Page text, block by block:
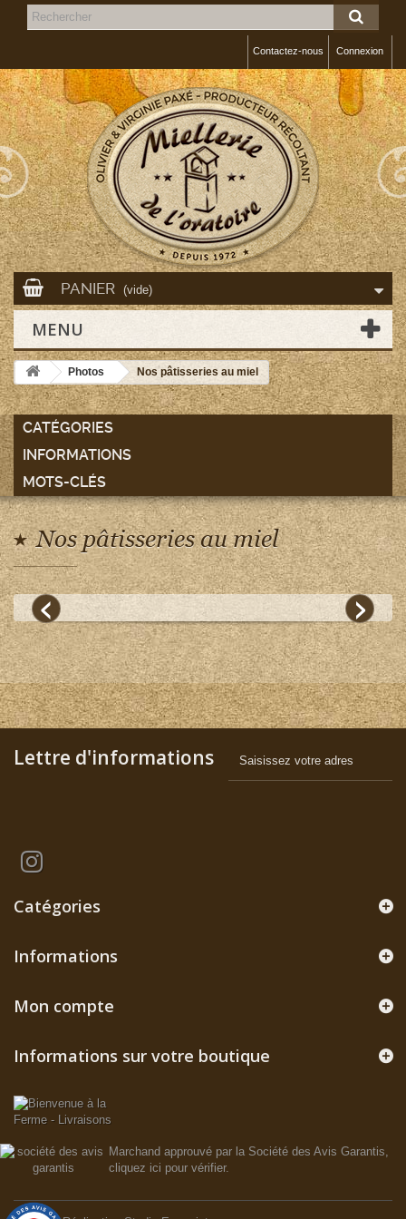
Connexion
Contactez-nous
PANIER (vide)
MENU
Photos Nos pâtisseries au miel
CATÉGORIES
INFORMATIONS
MOTS-CLÉS
Nos pâtisseries au miel
Lettre d'informations
Catégories
Informations
Mon compte
Informations sur votre boutique
Marchand approuvé par la Société des Avis Garantis,
cliquez ici pour vérifier.